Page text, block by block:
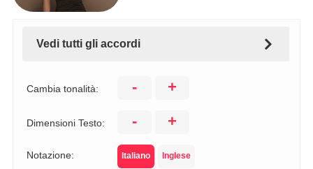
Vedi tutti gli accordi
Cambia tonalità: - +
Dimensioni Testo: - +
Notazione: Italiano Inglese